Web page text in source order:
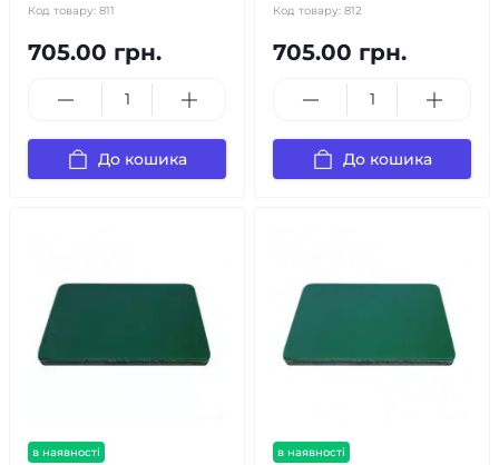
Код товару: 811
705.00 грн.
До кошика
Код товару: 812
705.00 грн.
До кошика
в наявності в наявності